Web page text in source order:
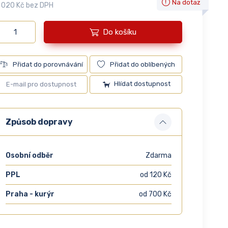
Kč bez DPH Na dotaz
Do košíku
Přidat do porovnávání Přidat do oblíbených
Hlídat dostupnost
Způsob dopravy
Osobní odběr Zdarma
PPL od 120 Kč
Praha - kurýr od 700 Kč